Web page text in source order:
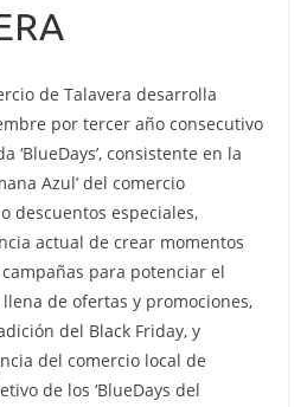
de Talavera desarrolla
por tercer año consecutivo
‘BlueDays’, consistente en la
Azul’ del comercio
descuentos especiales,
actual de crear momentos
para potenciar el
de ofertas y promociones,
del Black Friday, y
del comercio local de
de los ‘BlueDays del